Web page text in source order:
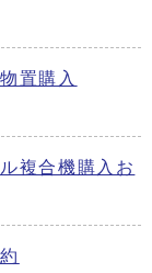
置購入
複合機購入お